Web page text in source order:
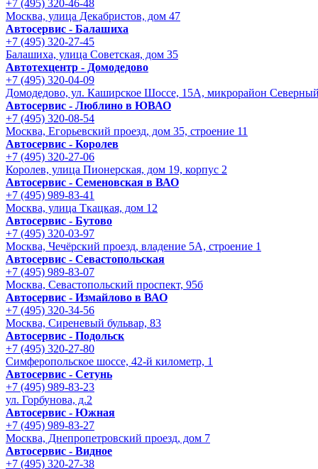
+7 (495) 320-46-48
Москва, улица Декабристов, дом 47
Автосервис - Балашиха
+7 (495) 320-27-45
Балашиха, улица Советская, дом 35
Автотехцентр - Домодедово
+7 (495) 320-04-09
Домодедово, ул. Каширское Шоссе, 15А, микрорайон
Автосервис - Люблино в ЮВАО
+7 (495) 320-08-54
Москва, Егорьевский проезд, дом 35, строение 11
Автосервис - Королев
+7 (495) 320-27-06
Королев, улица Пионерская, дом 19, корпус 2
Автосервис - Семеновская в ВАО
+7 (495) 989-83-41
Москва, улица Ткацкая, дом 12
Автосервис - Бутово
+7 (495) 320-03-97
Москва, Чечёрский проезд, владение 5А, строение 1
Автосервис - Cевастопольская
+7 (495) 989-83-07
Москва, Севастопольский проспект, 95б
Автосервис - Измайлово в ВАО
+7 (495) 320-34-56
Москва, Сиреневый бульвар, 83
Автосервис - Подольск
+7 (495) 320-27-80
Симферопольское шоссе, 42-й километр, 1
Автосервис - Сетунь
+7 (495) 989-83-23
ул. Горбунова, д.2
Автосервис - Южная
+7 (495) 989-83-27
Москва, Днепропетровский проезд, дом 7
Автосервис - Видное
+7 (495) 320-27-38